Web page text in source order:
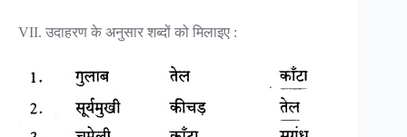
VII. उदाहरण के अनुसार शब्दों को मिलाइए :